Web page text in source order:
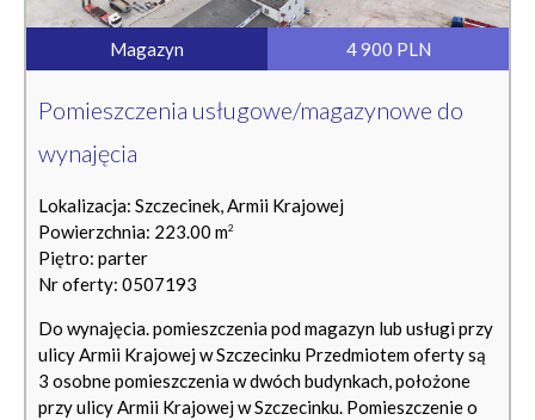
Magazyn 4 900 PLN
Pomieszczenia usługowe/magazynowe do
wynajęcia
Lokalizacja: Szczecinek, Armii Krajowej
Powierzchnia: 223.00 m2
Piętro: parter
Nr oferty: 0507193
Do wynajęcia. pomieszczenia pod magazyn lub usługi przy
ulicy Armii Krajowej w Szczecinku Przedmiotem oferty są
3 osobne pomieszczenia w dwóch budynkach, położone
przy ulicy Armii Krajowej w Szczecinku. Pomieszczenie o